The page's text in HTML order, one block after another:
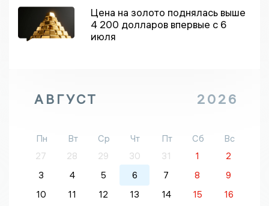
Цена на золото поднялась выше
4 200 долларов впервые с 6
июля
АВГУСТ 2026
Пн Вт Ср Чт Пт Сб
Вс
27
28 29 30 31 1
2
3
4 5 6 7 8
9
10
11 12 13 14 15
16